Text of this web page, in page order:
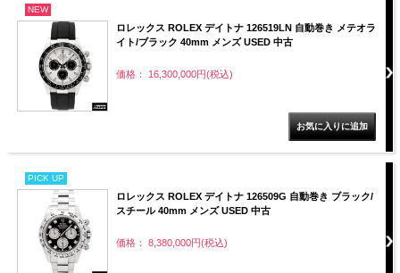
NEW
ロレックス ROLEX デイトナ 126519LN 自動巻き メテオラ
イト/ブラック 40mm メンズ USED 中古
価格： 16,300,000円(税込)
PICK UP
ロレックス ROLEX デイトナ 126509G 自動巻き ブラック/
スチール 40mm メンズ USED 中古
価格： 8,380,000円(税込)